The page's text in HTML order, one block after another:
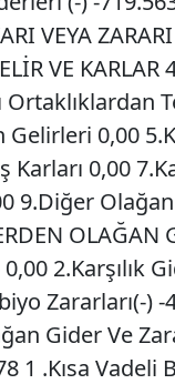
VEYA
VE
Ortaklıklardan
0,00
Karları 0,00
9.Diğer
2.Karşılık
Zararları(-)
Gider Ve
1 .Kısa